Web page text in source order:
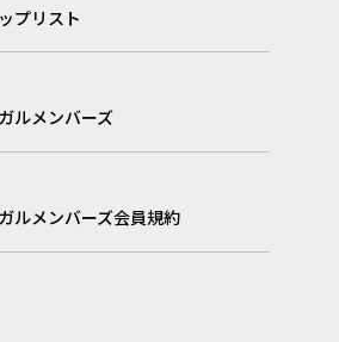
プリスト
ルメンバーズ
ルメンバーズ会員規約